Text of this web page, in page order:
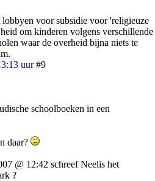
voor subsidie voor 'religieuze
om kinderen volgens verschillende
waar de overheid bijna niets te
uur #9
schoolboeken in een
daar?
@ 12:42 schreef Neelis het
?